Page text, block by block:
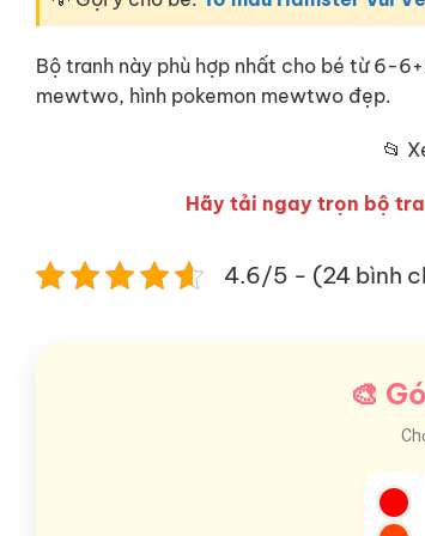
Bộ tranh này phù hợp nhất cho bé từ 6-
mewtwo, hình pokemon mewtwo đẹp.
📂
Hãy tải ngay trọn bộ
4.6/5 - (24 bình
🎨